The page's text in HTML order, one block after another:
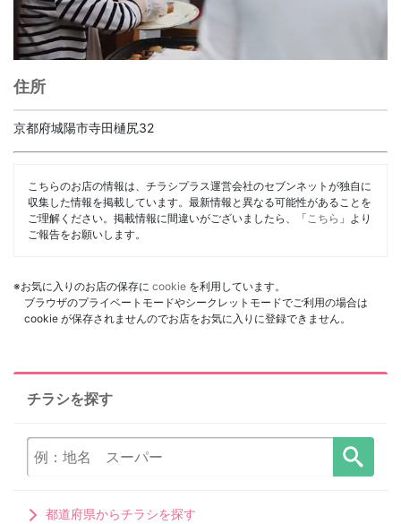
住所
京都府城陽市寺田樋尻32
こちらのお店の情報は、チラシプラス運営会社のセブンネットが独自に
収集した情報を掲載しています。最新情報と異なる可能性があることを
ご理解ください。掲載情報に間違いがございましたら、「 こちら 」より
ご報告をお願いします。
※お気に入りのお店の保存に cookie を利用しています。
ブラウザのプライベートモードやシークレットモードでご利用の場合は
cookie が保存されませんのでお店をお気に入りに登録できません。
チラシを探す
都道府県からチラシを探す